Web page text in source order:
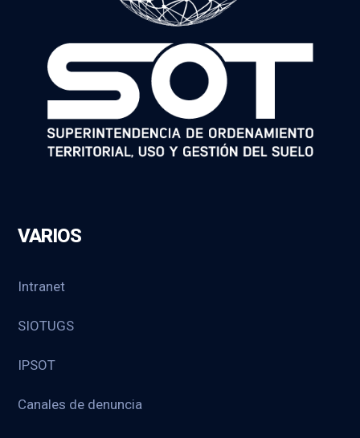
VARIOS
Intranet
SIOTUGS
IPSOT
Canales de denuncia